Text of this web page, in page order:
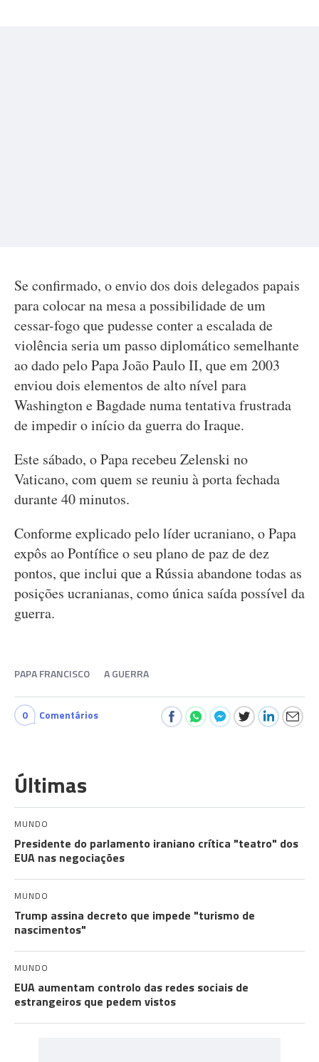
Se confirmado, o envio dos dois delegados papais
para colocar na mesa a possibilidade de um
cessar-fogo que pudesse conter a escalada de
violência seria um passo diplomático semelhante
ao dado pelo Papa João Paulo II, que em 2003
enviou dois elementos de alto nível para
Washington e Bagdade numa tentativa frustrada
de impedir o início da guerra do Iraque.
Este sábado, o Papa recebeu Zelenski no
Vaticano, com quem se reuniu à porta fechada
durante 40 minutos.
Conforme explicado pelo líder ucraniano, o Papa
expôs ao Pontífice o seu plano de paz de dez
pontos, que inclui que a Rússia abandone todas as
posições ucranianas, como única saída possível da
guerra.
PAPA FRANCISCO A GUERRA
0 Comentários
Últimas
MUNDO
Presidente do parlamento iraniano crítica "teatro" dos
EUA nas negociações
MUNDO
Trump assina decreto que impede "turismo de
nascimentos"
MUNDO
EUA aumentam controlo das redes sociais de
estrangeiros que pedem vistos